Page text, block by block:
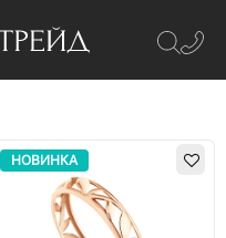
НОВИНКА